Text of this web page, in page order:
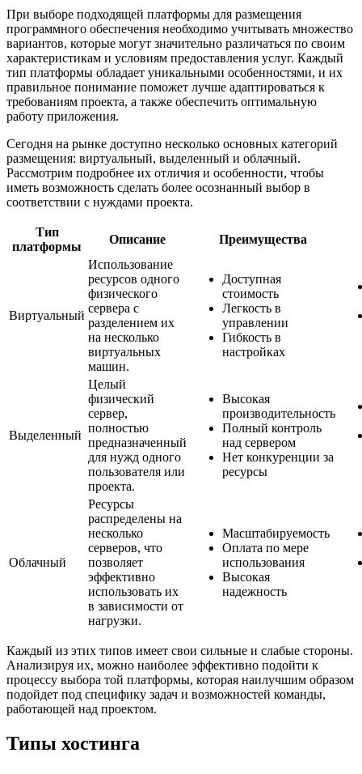
При выборе подходящей платформы для размещения
программного обеспечения необходимо учитывать множество
вариантов, которые могут значительно различаться по своим
характеристикам и условиям предоставления услуг. Каждый
тип платформы обладает уникальными особенностями, и их
правильное понимание поможет лучше адаптироваться к
требованиям проекта, а также обеспечить оптимальную
работу приложения.
Сегодня на рынке доступно несколько основных категорий
размещения: виртуальный, выделенный и облачный.
Рассмотрим подробнее их отличия и особенности, чтобы
иметь возможность сделать более осознанный выбор в
соответствии с нуждами проекта.
Тип
платформы
Описание Преимущества
Виртуальный
Использование
ресурсов одного
физического
сервера с
разделением их
на несколько
виртуальных
машин.
Доступная
стоимость
Легкость в
управлении
Гибкость в
настройках
Выделенный
Целый
физический
сервер,
полностью
предназначенный
для нужд одного
пользователя или
проекта.
Высокая
производительность
Полный контроль
над сервером
Нет конкуренции за
ресурсы
Облачный
Ресурсы
распределены на
несколько
серверов, что
позволяет
эффективно
использовать их
в зависимости от
нагрузки.
Масштабируемость
Оплата по мере
использования
Высокая
надежность
Каждый из этих типов имеет свои сильные и слабые стороны.
Анализируя их, можно наиболее эффективно подойти к
процессу выбора той платформы, которая наилучшим образом
подойдет под специфику задач и возможностей команды,
работающей над проектом.
Типы хостинга